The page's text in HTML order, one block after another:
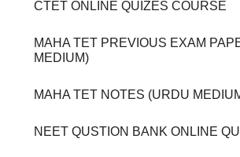
CTET ONLINE QUIZES COURSE
MAHA TET PREVIOUS EXAM
MEDIUM)
MAHA TET NOTES (URDU
NEET QUSTION BANK ONLINE